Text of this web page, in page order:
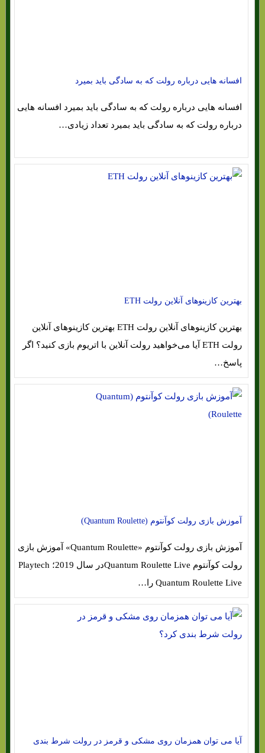
افسانه هایی درباره رولت که به سادگی باید بمیرد
افسانه هایی درباره رولت که به سادگی باید بمیرد افسانه هایی
درباره رولت که به سادگی باید بمیرد تعداد زیادی…
بهترین کازینوهای آنلاین رولت ETH
بهترین کازینوهای آنلاین رولت ETH بهترین کازینوهای آنلاین
رولت ETH آیا می‌خواهید رولت آنلاین با اتریوم بازی کنید؟ اگر
پاسخ…
آموزش بازی رولت کوآنتوم (Quantum Roulette)
آموزش بازی رولت کوآنتوم «Quantum Roulette» آموزش بازی
رولت کوآنتوم Quantum Roulette Liveدر سال 2019؛ Playtech
Quantum Roulette Live را…
آیا می توان همزمان روی مشکی و قرمز در رولت شرط بندی